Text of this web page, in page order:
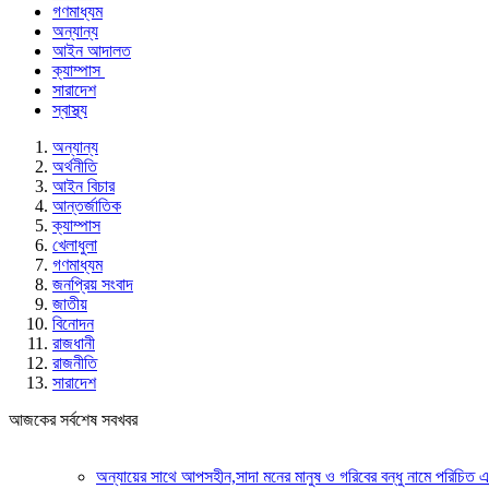
গণমাধ্যম
অন্যান্য
আইন আদালত
ক্যাম্পাস
সারাদেশ
স্বাস্থ্য
অন্যান্য
অর্থনীতি
আইন বিচার
আন্তর্জাতিক
ক্যাম্পাস
খেলাধুলা
গণমাধ্যম
জনপ্রিয় সংবাদ
জাতীয়
বিনোদন
রাজধানী
রাজনীতি
সারাদেশ
আজকের সর্বশেষ সবখবর
অন্যায়ের সাথে আপসহীন,সাদা মনের মানুষ ও গরিবের বন্ধু নামে পরিচিত